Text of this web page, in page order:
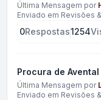
Última Mensagem por
Enviado em Revisões
0Respostas1254
Procura de
Última Mensagem por
Enviado em Revisões